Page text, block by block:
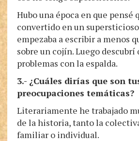
Hubo una época en que pensé
convertido en un
empezaba a escribir a menos
sobre un cojín. Luego descubrí
problemas con la espalda.
3.- ¿Cuáles dirías que son
preocupaciones temáticas?
Literariamente he trabajado
de la historia, tanto la
familiar o individual.